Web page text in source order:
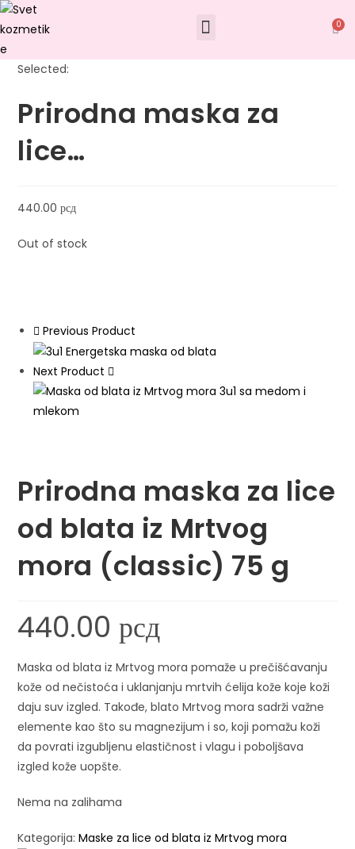
0
Selected:
Prirodna maska za
lice…
440.00рсд
Out of stock
Previous Product
Next Product
Prirodna maska za lice
od blata iz Mrtvog
mora (classic) 75 g
440.00рсд
Maska od blata iz Mrtvog mora pomaže u prečišćavanju
kože od nečistoća i uklanjanju mrtvih ćelija kože koje koži
daju suv izgled. Takođe, blato Mrtvog mora sadrži važne
elemente kao što su magnezijum i so, koji pomažu koži
da povrati izgubljenu elastičnost i vlagu i poboljšava
izgled kože uopšte.
Nema na zalihama
Kategorija:Maske za lice od blata iz Mrtvog mora